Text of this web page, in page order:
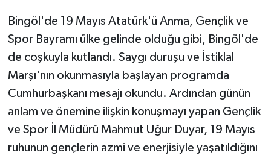
Bingöl'de 19 Mayıs Atatürk'ü Anma, Gençlik ve
Spor Bayramı ülke gelinde olduğu gibi, Bingöl'de
de coşkuyla kutlandı. Saygı duruşu ve İstiklal
Marşı'nın okunmasıyla başlayan programda
Cumhurbaşkanı mesajı okundu. Ardından günün
anlam ve önemine ilişkin konuşmayı yapan Gençlik
ve Spor İl Müdürü Mahmut Uğur Duyar, 19 Mayıs
ruhunun gençlerin azmi ve enerjisiyle yaşatıldığını
SİYASET
SPOR
TEKNOLOJİ
YAŞAM